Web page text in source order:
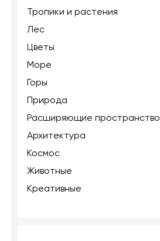
Тропики и растения
Лес
Цветы
Море
Горы
Природа
Расширяющие пространство
Архитектура
Космос
Животные
Креативные